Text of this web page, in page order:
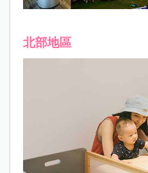
北部地區